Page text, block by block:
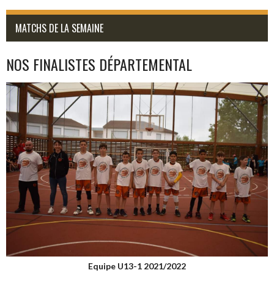
MATCHS DE LA SEMAINE
NOS FINALISTES DÉPARTEMENTAL
Equipe U13-1 2021/2022